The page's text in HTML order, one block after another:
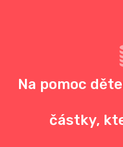
Na pomoc
částky,